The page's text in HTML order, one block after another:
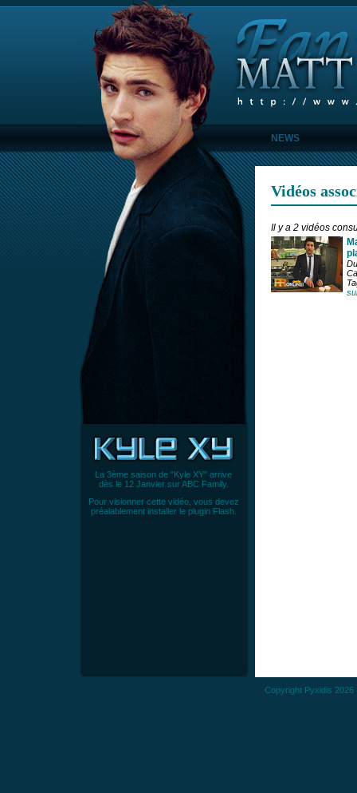
NEWS
Vidéos
Il y a 2 vidéos
La 3ème saison de "Kyle XY" arrive
dès le 12 Janvier sur ABC Family.
Pour visionner cette vidéo, vous devez
préalablement installer le plugin Flash.
Copyright Pyxidis